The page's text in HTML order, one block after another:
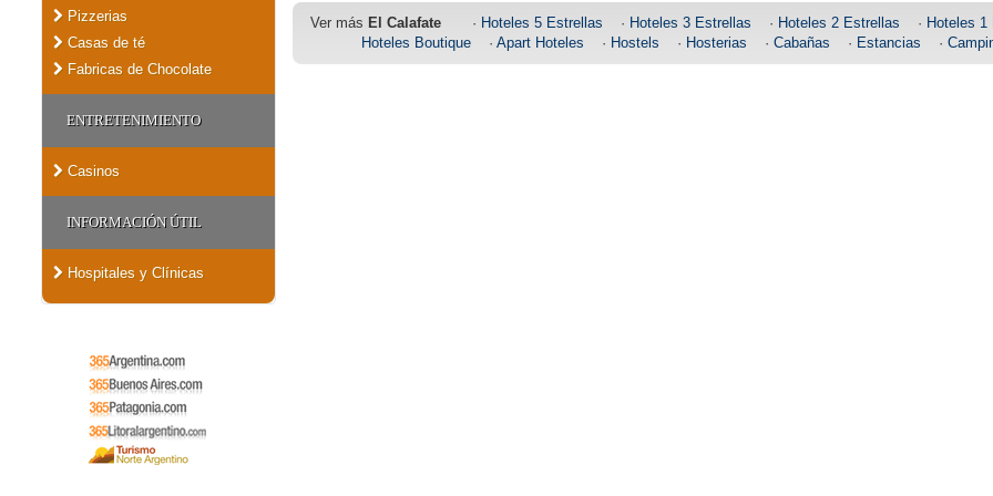
Pizzerias
Casas de té
Fabricas de Chocolate
ENTRETENIMIENTO
Casinos
INFORMACIÓN ÚTIL
Hospitales y Clínicas
Ver más El Calafate· Hoteles 5 Estrellas · Hoteles 3 Estrellas · Hoteles 2 Estrellas · Hoteles 1
Hoteles Boutique· Apart Hoteles · Hostels · Hosterias · Cabañas · Estancias ·